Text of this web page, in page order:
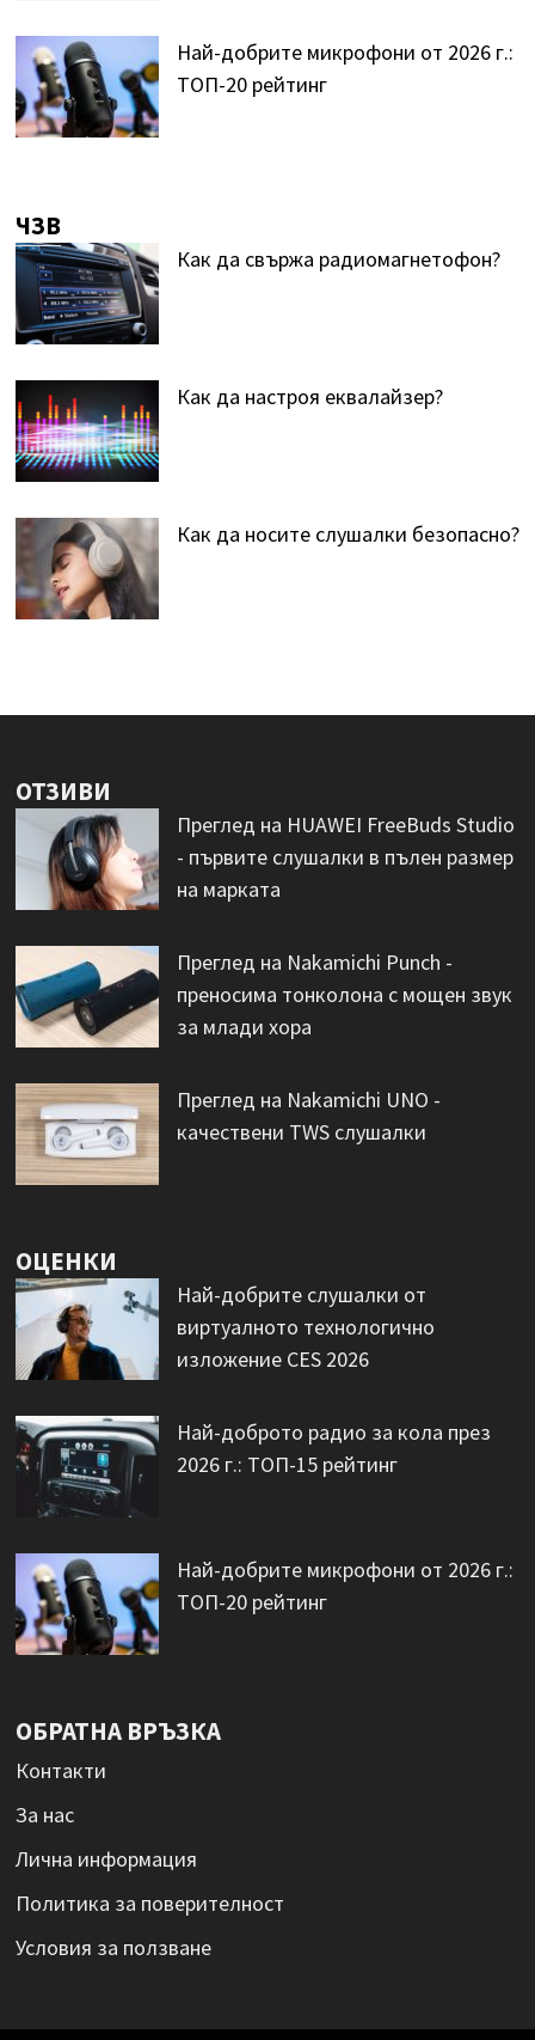
Най-добрите микрофони от 2026 г.:
ТОП-20 рейтинг
ЧЗВ
Как да свържа радиомагнетофон?
Как да настроя еквалайзер?
Как да носите слушалки безопасно?
ОТЗИВИ
Преглед на HUAWEI FreeBuds Studio
- първите слушалки в пълен размер
на марката
Преглед на Nakamichi Punch -
преносима тонколона с мощен звук
за млади хора
Преглед на Nakamichi UNO -
качествени TWS слушалки
ОЦЕНКИ
Най-добрите слушалки от
виртуалното технологично
изложение CES 2026
Най-доброто радио за кола през
2026 г.: ТОП-15 рейтинг
Най-добрите микрофони от 2026 г.:
ТОП-20 рейтинг
ОБРАТНА ВРЪЗКА
Контакти
За нас
Лична информация
Политика за поверителност
Условия за ползване